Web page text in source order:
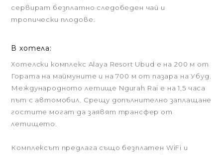
сервират безплатно следобеден чай и
тропически плодове.
В хотела:
Хотелски комплекс Alaya Resort Ubud е на 200 м от
Гората на маймуните и на 700 м от пазара на Убуд.
Международното летище Ngurah Rai е на 1,5 часа
път с автомобил. Срещу допълнително заплащане
гостите могат да заявят трансфер от
летището.
Комплексът предлага също безплатен WiFi и